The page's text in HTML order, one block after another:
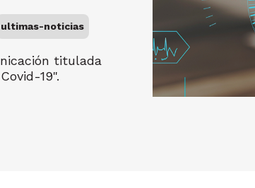
ultimas-noticias
titulada
19".